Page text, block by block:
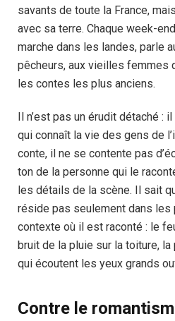
savants de toute la France,
avec sa terre. Chaque week-
marche dans les landes, parle
pêcheurs, aux vieilles femmes
les contes les plus anciens.
Il n’est pas un érudit détaché :
qui connaît la vie des gens de
conte, il ne se contente pas
ton de la personne qui le
les détails de la scène. Il sait
réside pas seulement dans les
contexte où il est raconté : le
bruit de la pluie sur la toiture,
qui écoutent les yeux grands
Contre le